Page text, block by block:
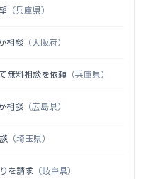
（兵庫県）
相談 （大阪府）
無料相談を依頼 （兵庫県）
相談 （広島県）
（埼玉県）
を請求 （岐阜県）